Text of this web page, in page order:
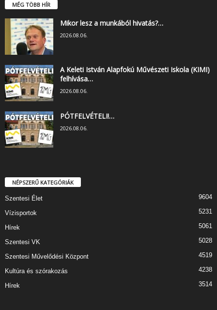
MÉG TÖBB HÍR
Mikor lesz a munkából hivatás?…
2026.08.06.
A Keleti István Alapfokú Művészeti Iskola (KIMI)
felhívása…
2026.08.06.
PÓTFELVÉTELI!…
2026.08.06.
NÉPSZERŰ KATEGÓRIÁK
Szentesi Élet 9604
Vízisportok 5231
Hírek 5061
Szentesi VK 5028
Szentesi Művelődési Központ 4519
Kultúra és szórakozás 4238
Hírek 3514